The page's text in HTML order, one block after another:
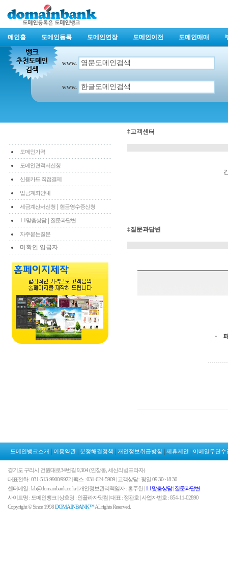
메인홈 도메인등록 도메인연장 도메인이전 도메인매매
www.
www.
도메인가격
도메인견적서신청
신용카드 직접결제
입금계좌안내
세금계산서신청 현금영수증신청
1:1맞춤상담| 질문과답변
자주묻는질문
미확인 입금자
‡고객센터
‡질문과답변
도메인뱅크소개 이용약관 분쟁해결정책 개인정보취급방침 제휴제안 이메일무단수
경기도 구리시 건원대로34번길 9,304 (인창동, 세신리빙프라자)
대표전화 : 031-513-9900/9922 | 팩스 : 031-624-5909 | 고객상담 : 평일 09:30~18:30
센터메일 : lab@domainbank.co.kr | 개인정보관리책임자 : 홍주한 |1:1맟춤상담|질문과답변
사이트명 : 도메인뱅크 | 상호명 : 인플라자닷컴 | 대표 : 정관호 | 사업자번호 : 854-11-02890
Copyright © Since 1998DOMAINBANK™All rights Reserved.